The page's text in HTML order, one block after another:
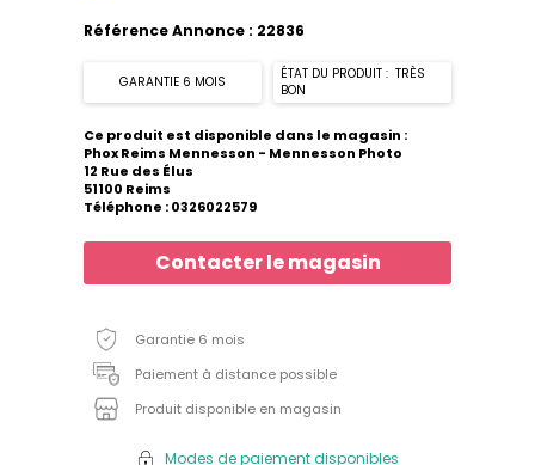
Référence Annonce : 22836
GARANTIE 6 MOIS
ÉTAT DU PRODUIT : TRÈS
BON
Ce produit est disponible dans le magasin :
Phox Reims Mennesson - Mennesson Photo
12 Rue des Élus
51100 Reims
Téléphone : 0326022579
Contacter le magasin
Garantie 6 mois
Paiement à distance possible
Produit disponible en magasin
Modes de paiement disponibles